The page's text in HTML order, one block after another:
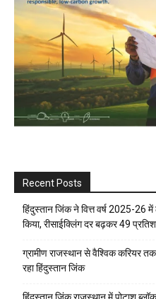
Recent Posts
हिंदुस्तान जिंक ने वित्त वर्ष 2025-26
किया, रीसाईक्लिंग दर बढ़कर 49
ग्रामीण राजस्थान से वैश्विक करियर
रहा हिंदुस्तान जिंक